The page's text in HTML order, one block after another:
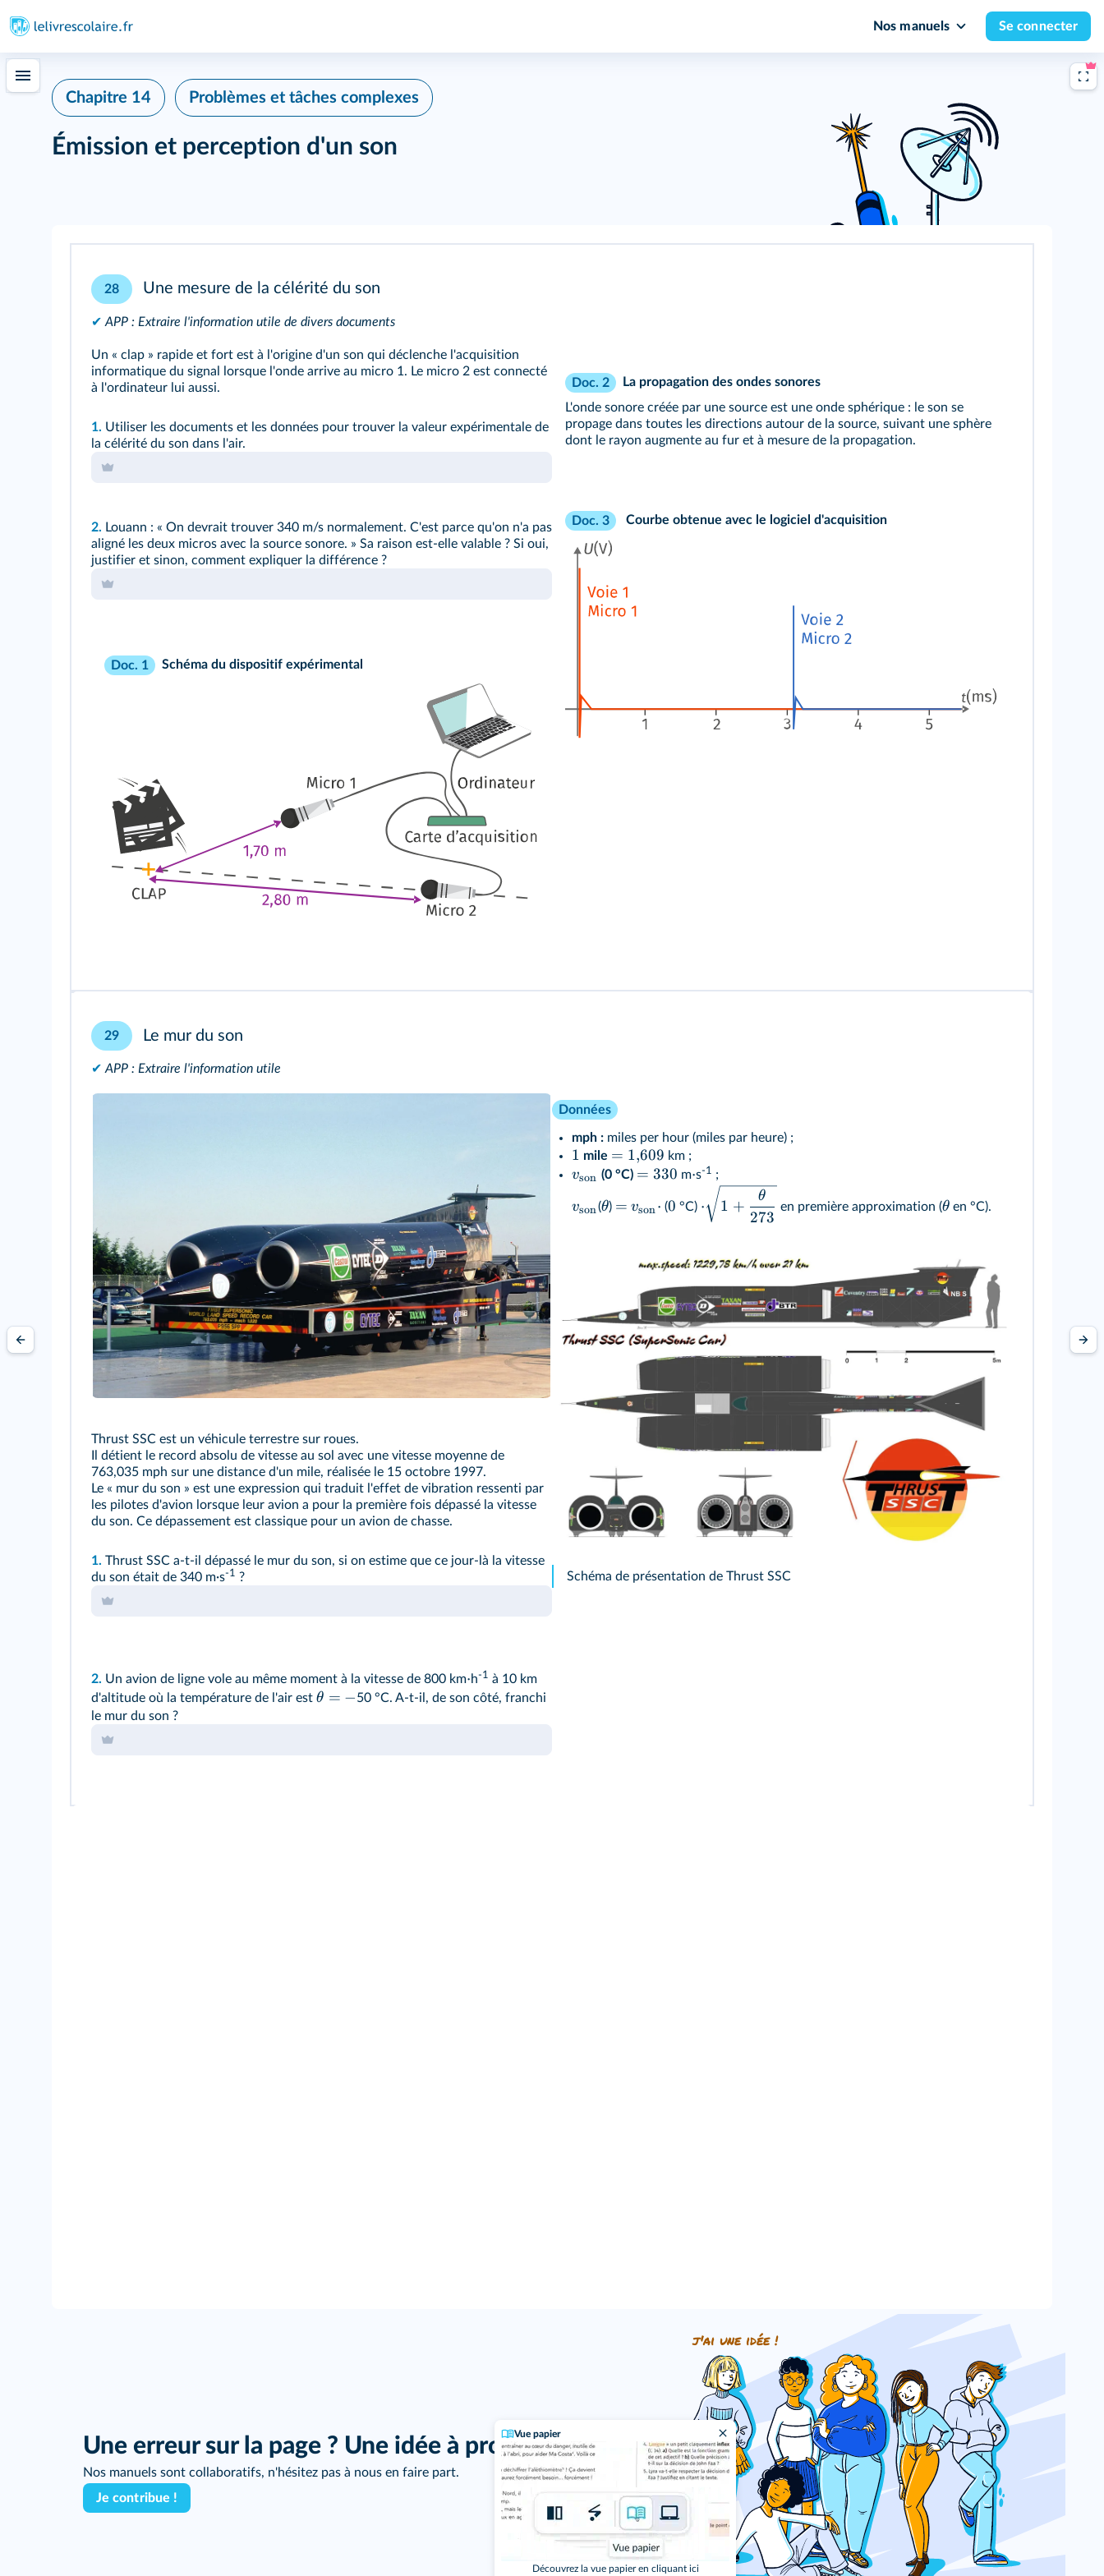
Nos manuels Se connecter
Vue papier
Découvrez la vue papier en cliquant ici
Chapitre 14 Problèmes et tâches complexes
Émission et perception d'un son
28 Une mesure de la célérité du son
✔ APP : Extraire l'information utile de divers documents
Un « clap » rapide et fort est à l'origine d'un son qui déclenche l'acquisition
informatique du signal lorsque l'onde arrive au micro 1. Le micro 2 est connecté
à l'ordinateur lui aussi.
1. Utiliser les documents et les données pour trouver la valeur expérimentale de
la célérité du son dans l'air.
2. Louann : « On devrait trouver 340 m/s normalement. C'est parce qu'on n'a pas
aligné les deux micros avec la source sonore. » Sa raison est-elle valable ? Si oui,
justifier et sinon, comment expliquer la différence ?
Doc. 1 Schéma du dispositif expérimental
Doc. 2
La propagation des ondes sonores
L'onde sonore créée par une source est une onde sphérique : le son se
propage dans toutes les directions autour de la source, suivant une sphère
dont le rayon augmente au fur et à mesure de la propagation.
Doc. 3 Courbe obtenue avec le logiciel d'acquisition
29 Le mur du son
✔ APP : Extraire l'information utile
Thrust SSC est un véhicule terrestre sur roues.
Il détient le record absolu de vitesse au sol avec une vitesse moyenne de
763,035 mph sur une distance d'un mile, réalisée le 15 octobre 1997.
Le « mur du son » est une expression qui traduit l'effet de vibration ressenti par
les pilotes d'avion lorsque leur avion a pour la première fois dépassé la vitesse
du son. Ce dépassement est classique pour un avion de chasse.
1. Thrust SSC a-t-il dépassé le mur du son, si on estime que ce jour-là la vitesse
du son était de 340 m·s‑1 ?
2. Un avion de ligne vole au même moment à la vitesse de 800 km⋅h-1 à 10 km
d'altitude où la température de l'air est θ = −50 °C. A‑t-il, de son côté, franchi
le mur du son ?
Données
mph : miles per hour (miles par heure) ;
1 mile = 1,609 km ;
vson (0 °C) = 330 m⋅s-1 ;
vson(θ) = vson⋅ (0 °C) ⋅ 1 +
273
θ
en première approximation (θ en °C).
Schéma de présentation de Thrust SSC
Une erreur sur la page ? Une idée à proposer ?
Nos manuels sont collaboratifs, n'hésitez pas à nous en faire part.
Je contribue !
j'ai une idée !